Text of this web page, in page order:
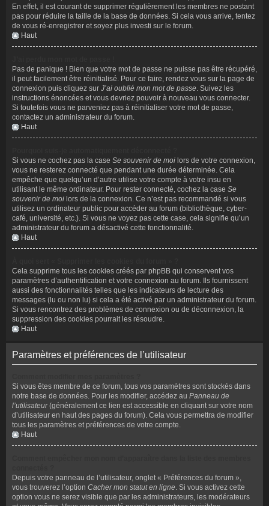
En effet, il est courant de supprimer régulièrement les membres ne postant
pas pour réduire la taille de la base de données. Si cela vous arrive, tentez
de vous ré-enregistrer et soyez plus investi sur le forum.
Haut
Pas de panique ! Bien que votre mot de passe ne puisse pas être récupéré,
il peut facilement être réinitialisé. Pour ce faire, rendez vous sur la page de
connexion puis cliquez sur J’ai oublié mon mot de passe. Suivez les
instructions énoncées et vous devriez pouvoir à nouveau vous connecter.
Si toutefois vous ne parveniez pas à réinitialiser votre mot de passe,
contactez un administrateur du forum.
Haut
Si vous ne cochez pas la case Se souvenir de moi lors de votre connexion,
vous ne resterez connecté que pendant une durée déterminée. Cela
empêche que quelqu’un d’autre utilise votre compte à votre insu en
utilisant le même ordinateur. Pour rester connecté, cochez la case Se
souvenir de moi lors de la connexion. Ce n’est pas recommandé si vous
utilisez un ordinateur public pour accéder au forum (bibliothèque, cyber-
café, université, etc.). Si vous ne voyez pas cette case, cela signifie qu’un
administrateur du forum a désactivé cette fonctionnalité.
Haut
Cela supprime tous les cookies créés par phpBB qui conservent vos
paramètres d’authentification et votre connexion au forum. Ils fournissent
aussi des fonctionnalités telles que les indicateurs de lecture des
messages (lu ou non lu) si cela a été activé par un administrateur du forum.
Si vous rencontrez des problèmes de connexion ou de déconnexion, la
suppression des cookies pourrait les résoudre.
Haut
Paramètres et préférences de l’utilisateur
Si vous êtes membre de ce forum, tous vos paramètres sont stockés dans
notre base de données. Pour les modifier, accédez au Panneau de
l’utilisateur(généralement ce lien est accessible en cliquant sur votre nom
d’utilisateur en haut des pages du forum). Cela vous permettra de modifier
tous les paramètres et préférences de votre compte.
Haut
Depuis votre panneau de l’utilisateur, onglet « Préférences du forum »,
vous trouverez l’option Cacher mon statut en ligne. Si vous activez cette
option vous ne serez visible que par les administrateurs, les modérateurs